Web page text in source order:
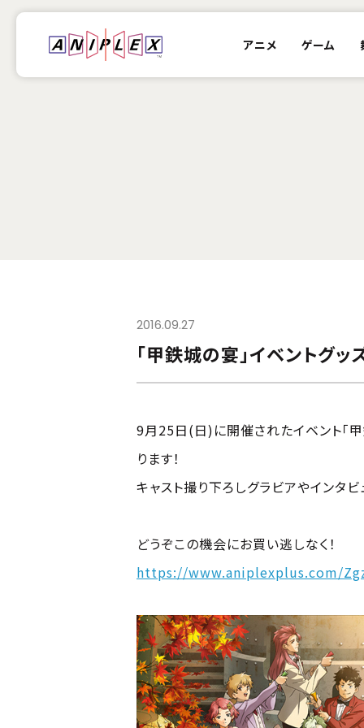
アニメ ゲーム
2016.09.27
「甲鉄城の宴」イベントグ
9月25日(日)に開催されたイベント「
ります！
キャスト撮り下ろしグラビアやインタ
どうぞこの機会にお買い逃しなく！
https://www.aniplexplus.com/